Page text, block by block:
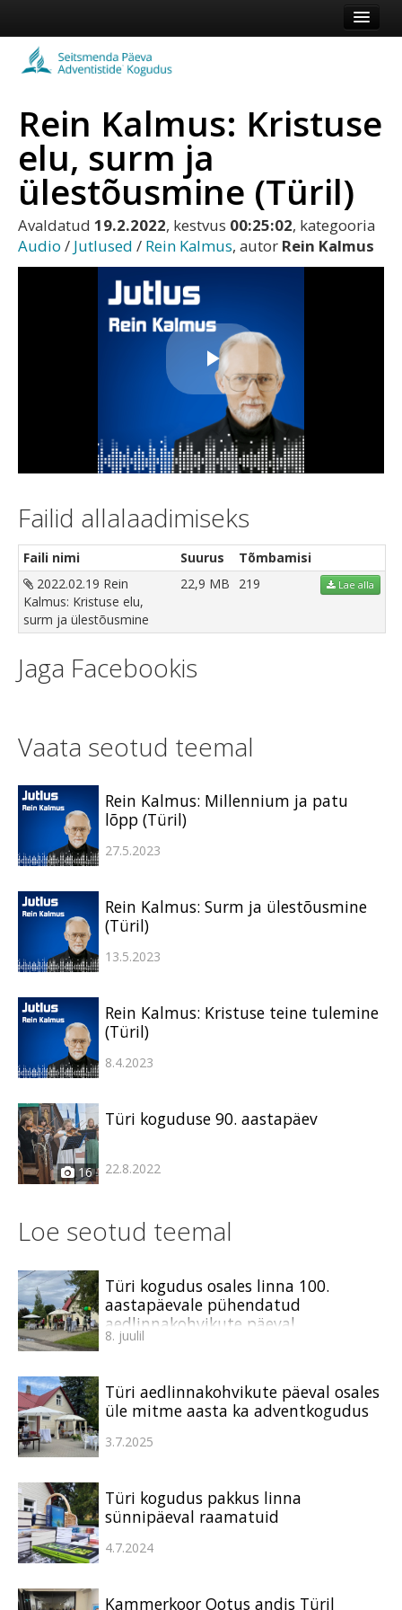
Koduleht
Vaata veel
Logi sisse või registreeru
Rein Kalmus: Kristuse
elu, surm ja
ülestõusmine (Türil)
Avaldatud 19.2.2022, kestvus 00:25:02, kategooria
Audio / Jutlused / Rein Kalmus, autor Rein Kalmus
Play
Video
Failid allalaadimiseks
Faili nimi Suurus
Tõmbamisi
2022.02.19 Rein
Kalmus: Kristuse elu,
surm ja ülestõusmine
22,9 MB 219 Lae alla
Jaga Facebookis
Vaata seotud teemal
Rein Kalmus: Millennium ja patu
lõpp (Türil)
27.5.2023
Rein Kalmus: Surm ja ülestõusmine
(Türil)
13.5.2023
Rein Kalmus: Kristuse teine tulemine
(Türil)
8.4.2023
16
Türi koguduse 90. aastapäev
22.8.2022
Loe seotud teemal
Türi kogudus osales linna 100.
aastapäevale pühendatud
aedlinnakohvikute päeval
8. juulil
Türi aedlinnakohvikute päeval osales
üle mitme aasta ka adventkogudus
3.7.2025
Türi kogudus pakkus linna
sünnipäeval raamatuid
4.7.2024
Kammerkoor Ootus andis Türil